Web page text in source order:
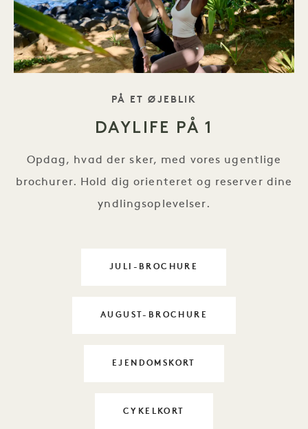
TAGLINE
PÅ ET ØJEBLIK
DAYLIFE PÅ 1
Opdag, hvad der sker, med vores ugentlige
brochurer. Hold dig orienteret og reserver dine
yndlingsoplevelser.
JULI-BROCHURE
DAYLIFE 1
AUGUST-BROCHURE
DAYLIFE 1
EJENDOMSKORT
DAYLIFE 1
CYKELKORT
DAYLIFE 1